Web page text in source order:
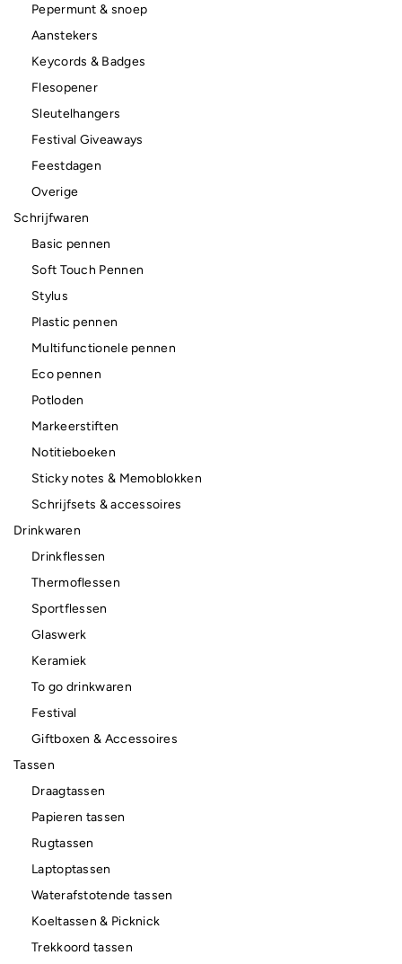
Pepermunt & snoep
Aanstekers
Keycords & Badges
Flesopener
Sleutelhangers
Festival Giveaways
Feestdagen
Overige
Schrijfwaren
Basic pennen
Soft Touch Pennen
Stylus
Plastic pennen
Multifunctionele pennen
Eco pennen
Potloden
Markeerstiften
Notitieboeken
Sticky notes & Memoblokken
Schrijfsets & accessoires
Drinkwaren
Drinkflessen
Thermoflessen
Sportflessen
Glaswerk
Keramiek
To go drinkwaren
Festival
Giftboxen & Accessoires
Tassen
Draagtassen
Papieren tassen
Rugtassen
Laptoptassen
Waterafstotende tassen
Koeltassen & Picknick
Trekkoord tassen